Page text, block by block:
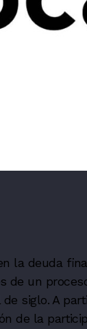
la deuda
de un
siglo. A
de la